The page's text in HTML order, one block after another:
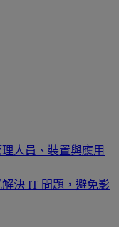
人員、裝置與應用
決 IT 問題，避免影